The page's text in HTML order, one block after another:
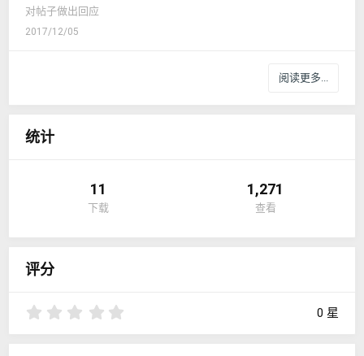
对帖子做出回应
2017/12/05
阅读更多...
统计
11
下载
1,271
查看
评分
0 星